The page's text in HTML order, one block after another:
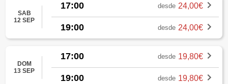
SAB
12 SEP
17:00 desde 24,00€
19:00 desde 24,00€
DOM
13 SEP
17:00 desde 19,80€
19:00 desde 19,80€